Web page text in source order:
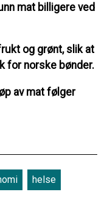
mat billigere ved
og grønt, slik at
for norske bønder.
av mat følger
helse